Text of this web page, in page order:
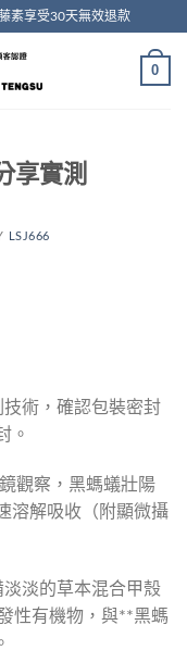
素享受30天無效退款
0
享實測
LSJ666
術，確認包裝密封
。
觀察，黑螞蟻壯陽
溶解吸收（附顯微攝
淡的草本混合甲殼
性有機物，與**黑螞